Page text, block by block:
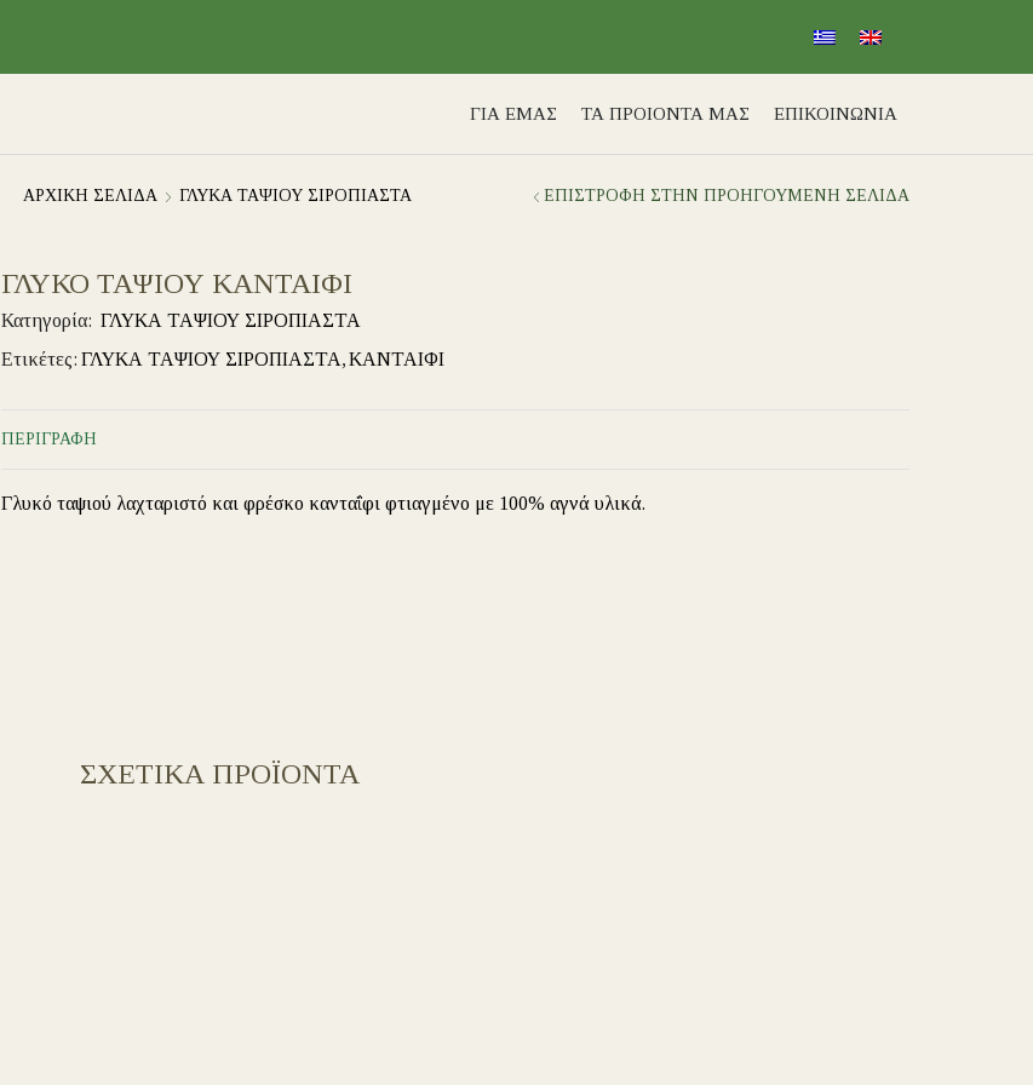
ΓΙΑ ΕΜΑΣ ΤΑ ΠΡΟΙΟΝΤΑ ΜΑΣ ΕΠΙΚΟΙΝΩΝΙΑ
ΑΡΧΙΚΉ ΣΕΛΊΔΑ ΓΛΥΚΑ ΤΑΨΙΟΥ ΣΙΡΟΠΙΑΣΤΑ ΕΠΙΣΤΡΟΦΉ ΣΤΗΝ ΠΡΟΗΓΟΎΜΕΝΗ ΣΕΛΊΔΑ
ΓΛΥΚΟ ΤΑΨΙΟΥ ΚΑΝΤΑΙΦΙ
Κατηγορία: ΓΛΥΚΑ ΤΑΨΙΟΥ ΣΙΡΟΠΙΑΣΤΑ
Ετικέτες: ΓΛΥΚΑ ΤΑΨΙΟΥ ΣΙΡΟΠΙΑΣΤΑ,ΚΑΝΤΑΙΦΙ
ΠΕΡΙΓΡΑΦΉ
Γλυκό ταψιού λαχταριστό και φρέσκο κανταΐφι φτιαγμένο με 100% αγνά υλικά.
ΣΧΕΤΙΚΑ ΠΡΟΪΟΝΤΑ